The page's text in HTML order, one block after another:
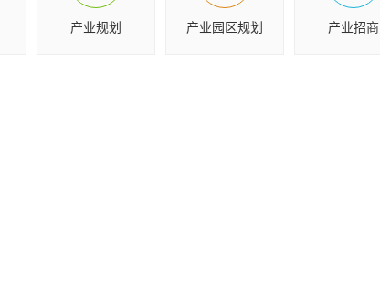
产业规划 产业园区规划 产业招商